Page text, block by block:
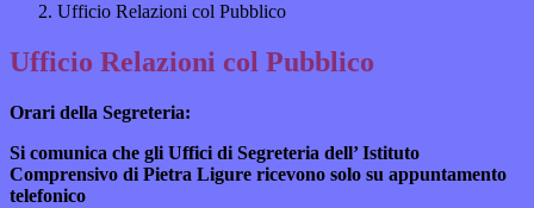
Ufficio Relazioni col Pubblico
Ufficio Relazioni col Pubblico
Orari della Segreteria:
Si comunica che gli Uffici di Segreteria dell’ Istituto
Comprensivo di Pietra Ligure ricevono solo su appuntamento
telefonico